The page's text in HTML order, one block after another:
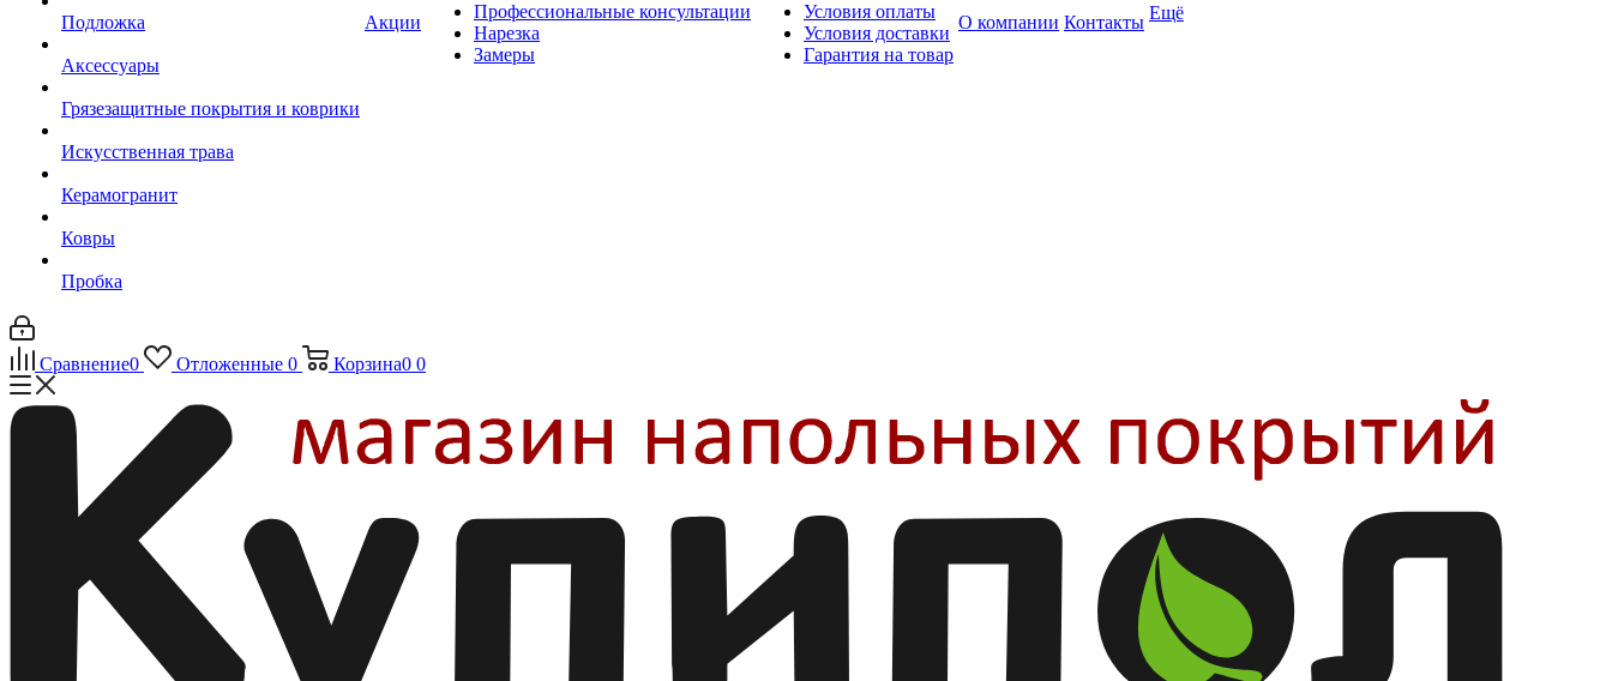
Подложка
Аксессуары
Грязезащитные покрытия и коврики
Искусственная трава
Керамогранит
Ковры
Пробка
Акции
Профессиональные консультации
Нарезка
Замеры
Условия оплаты
Условия доставки
Гарантия на товар
О компании Контакты Ещё
Сравнение0 Отложенные 0 Корзина0 0